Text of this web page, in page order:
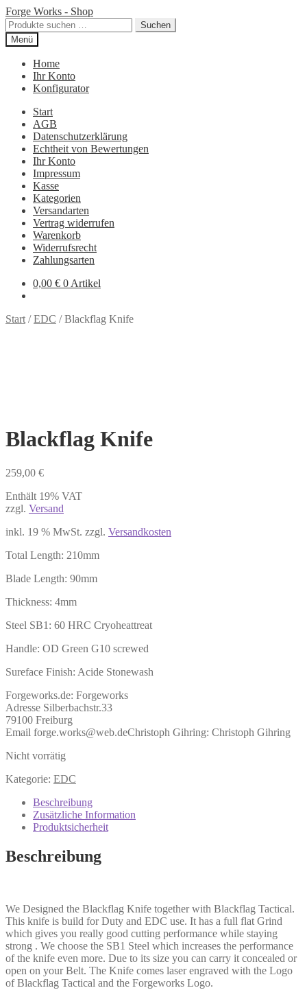
Zur
Navigation
springen
Zum
Inhalt
springen
Forge Works - Shop
Suchen
nach:
Suchen
Menü
Home
Ihr Konto
Konfigurator
Start
AGB
Datenschutzerklärung
Echtheit von Bewertungen
Ihr Konto
Impressum
Kasse
Kategorien
Versandarten
Vertrag widerrufen
Warenkorb
Widerrufsrecht
Zahlungsarten
0,00 € 0 Artikel
Start /EDC /Blackflag Knife
Blackflag Knife
259,00 €
Enthält 19% VAT
zzgl. Versand
inkl. 19 % MwSt. zzgl. Versandkosten
Total Length: 210mm
Blade Length: 90mm
Thickness: 4mm
Steel SB1: 60 HRC Cryoheattreat
Handle: OD Green G10 screwed
Sureface Finish: Acide Stonewash
Forgeworks.de: Forgeworks
Adresse Silberbachstr.33
79100 Freiburg
Email forge.works@web.deChristoph Gihring: Christoph Gihring
Nicht vorrätig
Kategorie: EDC
Beschreibung
Zusätzliche Information
Produktsicherheit
Beschreibung
We Designed the Blackflag Knife together with Blackflag Tactical.
This knife is build for Duty and EDC use. It has a full flat Grind
which gives you really good cutting performance while staying
strong . We choose the SB1 Steel which increases the performance
of the knife even more. Due to its size you can carry it concealed or
open on your Belt. The Knife comes laser engraved with the Logo
of Blackflag Tactical and the Forgeworks Logo.